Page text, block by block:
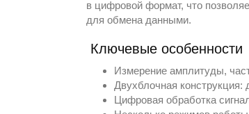
в цифровой формат, что
для обмена данными.
Ключевые особенности
Измерение амплитуды,
Двухблочная
Цифровая обработка